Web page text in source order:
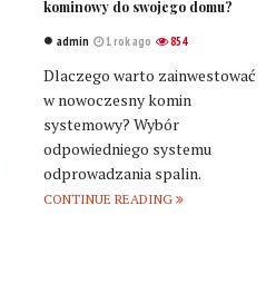
kominowy do swojego domu?
admin 1 rok ago 854
Dlaczego warto zainwestować
w nowoczesny komin
systemowy? Wybór
odpowiedniego systemu
odprowadzania spalin.
CONTINUE READING